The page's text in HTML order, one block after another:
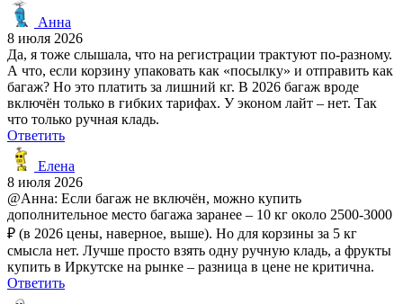
Анна
8 июля 2026
Да, я тоже слышала, что на регистрации трактуют по-разному.
А что, если корзину упаковать как «посылку» и отправить как
багаж? Но это платить за лишний кг. В 2026 багаж вроде
включён только в гибких тарифах. У эконом лайт – нет. Так
что только ручная кладь.
Ответить
Елена
8 июля 2026
@Анна: Если багаж не включён, можно купить
дополнительное место багажа заранее – 10 кг около 2500-3000
₽ (в 2026 цены, наверное, выше). Но для корзины за 5 кг
смысла нет. Лучше просто взять одну ручную кладь, а фрукты
купить в Иркутске на рынке – разница в цене не критична.
Ответить